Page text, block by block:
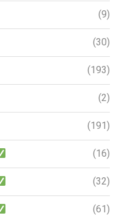
(9)
(30)
(193)
(2)
(191)
(16)
(32)
(61)